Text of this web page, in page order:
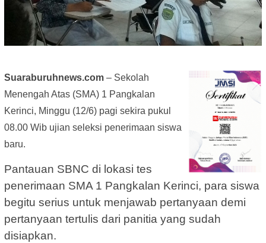
Suaraburuhnews.com – Sekolah
Menengah Atas (SMA) 1 Pangkalan
Kerinci, Minggu (12/6) pagi sekira pukul
08.00 Wib ujian seleksi penerimaan siswa
baru.
Pantauan SBNC di lokasi tes
penerimaan SMA 1 Pangkalan Kerinci, para siswa
begitu serius untuk menjawab pertanyaan demi
pertanyaan tertulis dari panitia yang sudah
disiapkan.